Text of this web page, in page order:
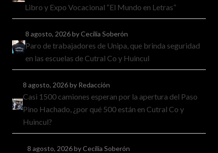
Libro y Expo Vocacional “El Mundo en Letras”
8 agosto, 2026by Cecilia Soberón
Paro de trabajadores de Unipa, que brinda seguridad
en las escuelas de Cutral Co y Huincul
8 agosto, 2026by Redacción
Casi 1500 camiones esperan por la apertura del Paso
Pino Hachado, ¿por qué 500 están en Cutral Co y
Huincul?
8 agosto, 2026by Cecilia Soberón